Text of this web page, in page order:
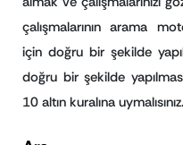
çalışmalarının arama
için doğru bir şekilde
doğru bir şekilde
10 altın kuralına uymalısınız.